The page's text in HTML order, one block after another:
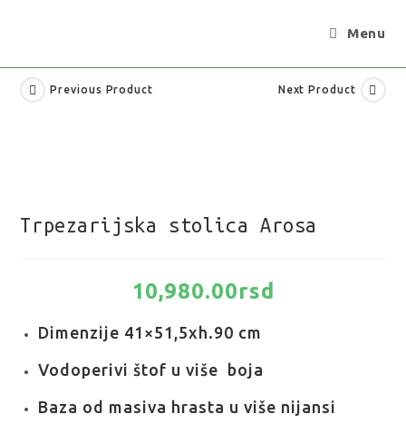
Menu
Previous Product Next Product
Trpezarijska stolica Arosa
10,980.00rsd
Dimenzije 41×51,5xh.90 cm
Vodoperivi štof u više boja
Baza od masiva hrasta u više nijansi